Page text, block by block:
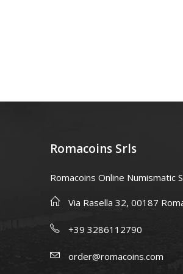
Romacoins Srls
Romacoins Online Numismatic
Via Rasella 32, 00187
+39 3286112790
order@romacoins.com